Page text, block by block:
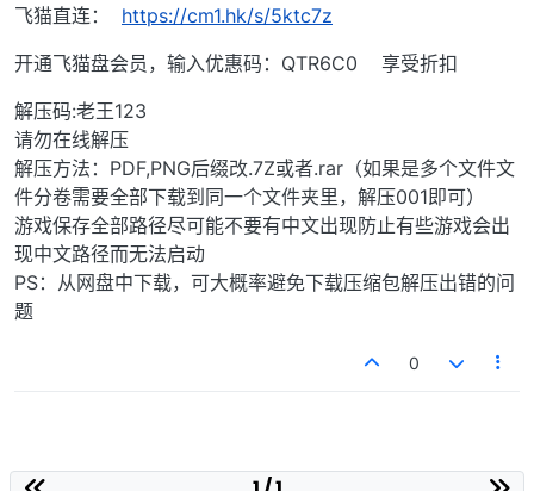
飞猫直连： https://cm1.hk/s/5ktc7z
开通飞猫盘会员，输入优惠码：QTR6C0 享受折扣
解压码:老王123
请勿在线解压
解压方法：PDF,PNG后缀改.7Z或者.rar（如果是多个文件文
件分卷需要全部下载到同一个文件夹里，解压001即可）
游戏保存全部路径尽可能不要有中文出现防止有些游戏会出
现中文路径而无法启动
PS：从网盘中下载，可大概率避免下载压缩包解压出错的问
题
0